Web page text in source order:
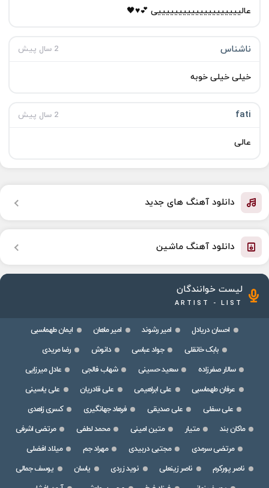
عالییییییییییییییییییییی 💕♥️🖤
ناشناس 2 سال پیش
خیلی خیلی خوبه
fati 2 سال پیش
عالی
دانلود آهنگ های جدید
دانلود آهنگ ماشین
لیست خوانندگان
ARTIST - LIST
احسان دریادل امیر رشوند امیر ماهان
ایمان طهماسبی
بابک خانقلی
جواد عباسی دانوش
رضا مریدی
سالار صفرزاده
سعید حسینی شهاب فالجی
عادل میرزایی
عرفان طهماسبی
علی ابراهیمی علی قادریان
علی یاسینی
علی سفلی
علی صدیقی فرهاد جهانگیری
کسری زاهدی
ماکان بند
متیار متین امینی محمد لطفی
مرتضی اشرفی
مرتضی سرمدی
مجتبی دربیدی مهراد جم
میلاد افضلی
ناصر پورکرم
ناصر زینعلی نوید زردی یاسان
یوسف جمالی